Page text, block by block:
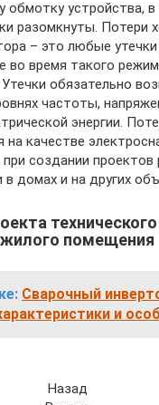
обмотку устройства,
разомкнуты. Потери
– это любые утечки
во время такого
обязательно
частоты,
энергии.
на качестве
создании проектов
в домах и на других
помещения
Сварочный
и
Назад